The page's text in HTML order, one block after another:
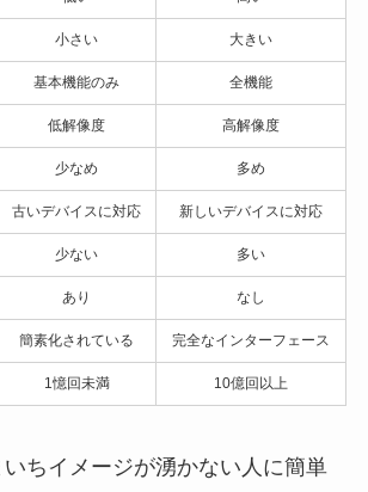
小さい 大きい
基本機能のみ 全機能
低解像度 高解像度
少なめ 多め
古いデバイスに対応 新しいデバイスに対応
少ない 多い
あり なし
簡素化されている 完全なインターフェース
1憶回未満 10億回以上
ちイメージが湧かない人に簡単